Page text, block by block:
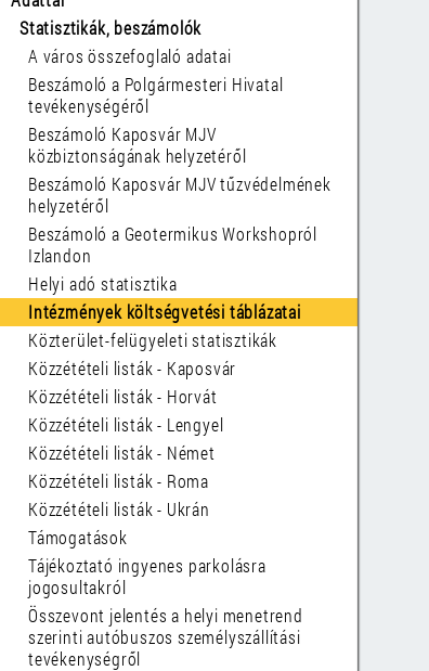
Statisztikák, beszámolók
A város összefoglaló adatai
Beszámoló a Polgármesteri Hivatal
tevékenységéről
Beszámoló Kaposvár MJV
közbiztonságának helyzetéről
Beszámoló Kaposvár MJV tűzvédelmének
helyzetéről
Beszámoló a Geotermikus Workshopról
Izlandon
Helyi adó statisztika
Intézmények költségvetési táblázatai
Közterület-felügyeleti statisztikák
Közzétételi listák - Kaposvár
Közzétételi listák - Horvát
Közzétételi listák - Lengyel
Közzétételi listák - Német
Közzétételi listák - Roma
Közzétételi listák - Ukrán
Támogatások
Tájékoztató ingyenes parkolásra
jogosultakról
Összevont jelentés a helyi menetrend
szerinti autóbuszos személyszállítási
tevékenységről